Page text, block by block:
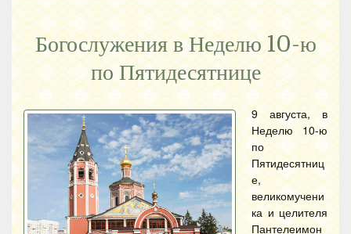
Богослужения в Неделю 10-ю
по Пятидесятнице
9 августа, в
Неделю 10-ю
по
Пятидесятниц
е,
великомучени
ка и целителя
Пантелеимон